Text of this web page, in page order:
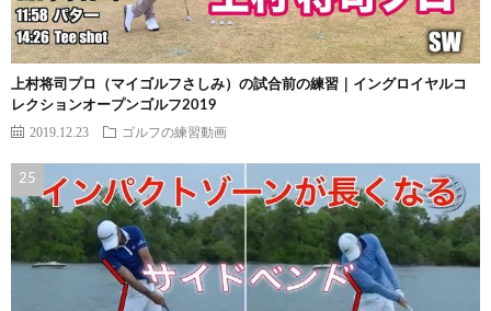
上村将司プロ（マイゴルフさしみ）の試合前の練習｜イングロイヤルコ
レクションオープンゴルフ2019
2019.12.23 ゴルフの練習動画